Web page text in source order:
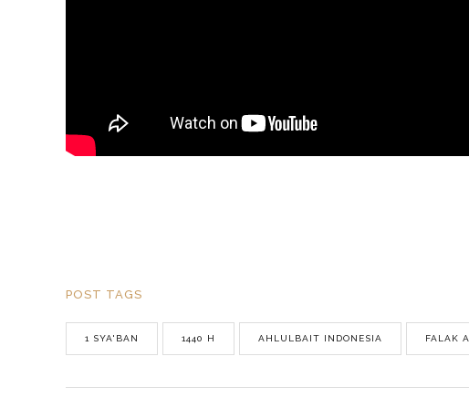
POST TAGS
1 SYA'BAN 1440 H AHLULBAIT INDONESIA FALAK